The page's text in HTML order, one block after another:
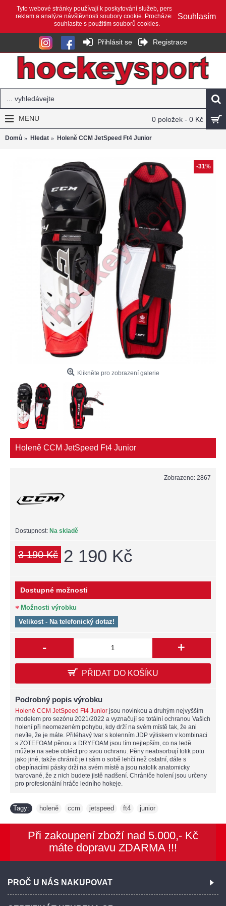
Tyto webové stránky používají k poskytování služeb, personalizaci
reklam a analýze návštěvnosti soubory cookie. Procházením webu
souhlasíte s použitím souborů cookies.
Souhlasím
Přihlásit se Registrace
0 položek - 0 Kč
MENU
Domů Hledat Holeně CCM JetSpeed Ft4 Junior
-31%
Klikněte pro zobrazení galerie
Holeně CCM JetSpeed Ft4 Junior
Zobrazeno: 2867
Dostupnost: Na skladě
3 190 Kč 2 190 Kč
Dostupné možnosti
Možnosti výrobku
Velikost - Na telefonický dotaz!
- +
PŘIDAT DO KOŠÍKU
Podrobný popis výrobku
Holeně CCM JetSpeed Ft4 Junior jsou novinkou a druhým nejvyšším
modelem pro sezónu 2021/2022 a vyznačují se totální ochranou Vašich
holení při neomezeném pohybu, kdy drží na svém místě tak, že ani
nevíte, že je máte. Přiléhavý tvar s kolenním JDP výliskem v kombinaci
s ZOTEFOAM pěnou a DRYFOAM jsou tím nejlepším, co na ledě
můžete na sebe obléct pro svou ochranu. Pěny neabsorbují tolik potu
jako jiné, takže chránič je i sám o sobě lehčí než ostatní, dále s
obepínacími pásky drží na svém místě a jsou natolik anatomicky
tvarované, že z nich budete jistě nadšení. Chrániče holení jsou určeny
pro profesionální hráče ledního hokeje.
Tagy: holeně ccm jetspeed ft4 junior
Při zakoupení zboží nad 5.000,- Kč
máte dopravu ZDARMA !!!
PROČ U NÁS NAKUPOVAT